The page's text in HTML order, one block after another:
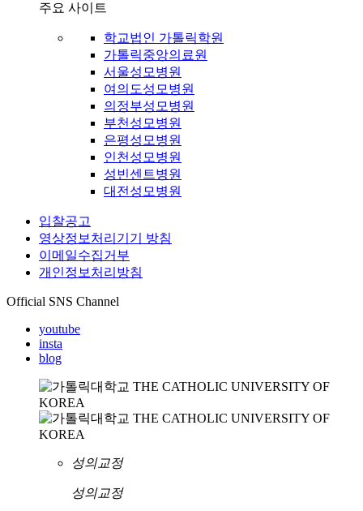
주요 사이트
학교법인 가톨릭학원
가톨릭중앙의료원
서울성모병원
여의도성모병원
의정부성모병원
부천성모병원
은평성모병원
인천성모병원
성빈센트병원
대전성모병원
입찰공고
영상정보처리기기 방침
이메일수집거부
개인정보처리방침
Official SNS Channel
youtube
insta
blog
성의교정
성의교정